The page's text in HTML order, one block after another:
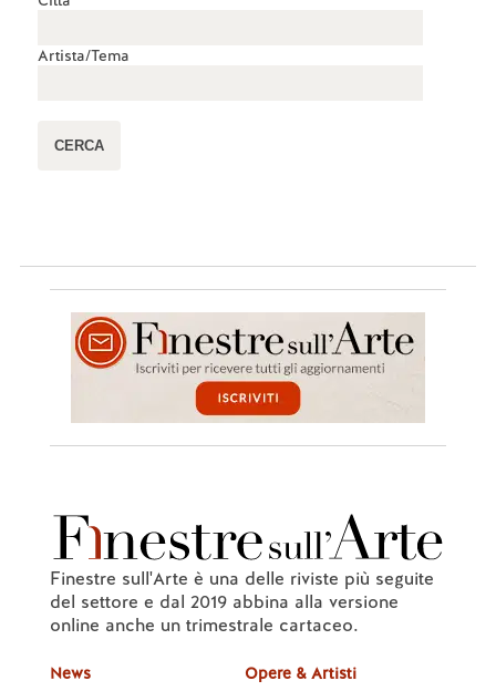
Artista/Tema
Finestre sull'Arte è una delle riviste più seguite
del settore e dal 2019 abbina alla versione
online anche un trimestrale cartaceo.
News
Opere & Artisti